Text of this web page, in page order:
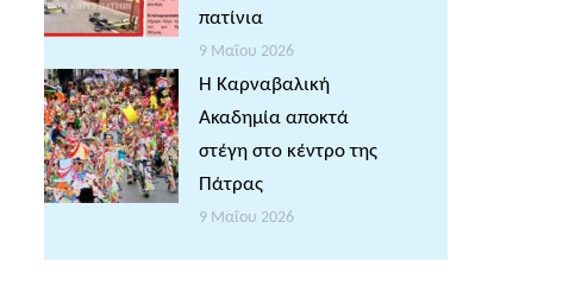
πατίνια
9 Μαΐου 2026
Η Καρναβαλική
Ακαδημία αποκτά
στέγη στο κέντρο της
Πάτρας
9 Μαΐου 2026